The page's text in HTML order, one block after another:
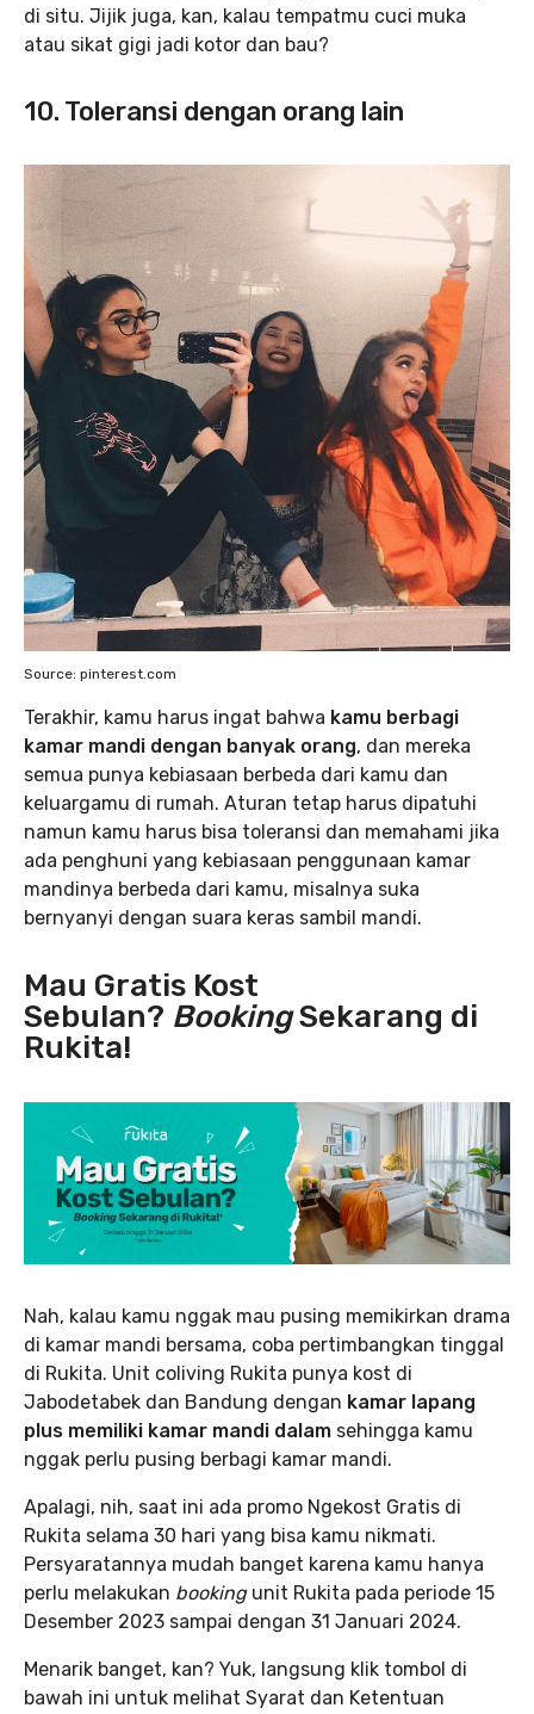
di situ. Jijik juga, kan, kalau tempatmu cuci muka
atau sikat gigi jadi kotor dan bau?
10. Toleransi dengan orang lain
Source: pinterest.com
Terakhir, kamu harus ingat bahwa kamu berbagi
kamar mandi dengan banyak orang, dan mereka
semua punya kebiasaan berbeda dari kamu dan
keluargamu di rumah. Aturan tetap harus dipatuhi
namun kamu harus bisa toleransi dan memahami jika
ada penghuni yang kebiasaan penggunaan kamar
mandinya berbeda dari kamu, misalnya suka
bernyanyi dengan suara keras sambil mandi.
Mau Gratis Kost
Sebulan? BookingSekarang di
Rukita!
Nah, kalau kamu nggak mau pusing memikirkan drama
di kamar mandi bersama, coba pertimbangkan tinggal
di Rukita. Unit coliving Rukita punya kost di
Jabodetabek dan Bandung dengan kamar lapang
plus memiliki kamar mandi dalam sehingga kamu
nggak perlu pusing berbagi kamar mandi.
Apalagi, nih, saat ini ada promo Ngekost Gratis di
Rukita selama 30 hari yang bisa kamu nikmati.
Persyaratannya mudah banget karena kamu hanya
perlu melakukan booking unit Rukita pada periode 15
Desember 2023 sampai dengan 31 Januari 2024.
Menarik banget, kan? Yuk, langsung klik tombol di
bawah ini untuk melihat Syarat dan Ketentuan